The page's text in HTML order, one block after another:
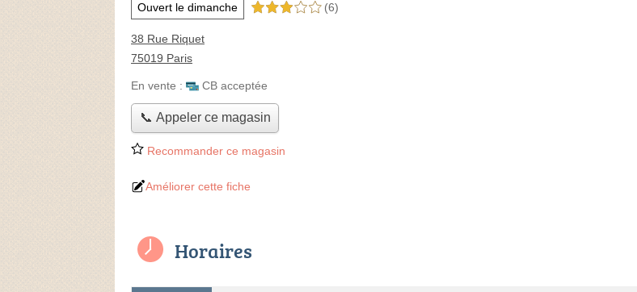
Ouvert le dimanche 3,0 étoiles sur 5 (6)
38 Rue Riquet
75019 Paris
En vente : CB acceptée
📞 Appeler ce magasin
Recommander ce magasin
Améliorer cette fiche
Horaires